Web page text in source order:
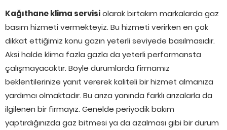
Kağıthane klima servisiolarak birtakım markalarda gaz
basım hizmeti vermekteyiz. Bu hizmeti verirken en çok
dikkat ettiğimiz konu gazın yeterli seviyede basılmasıdır.
Aksi halde klima fazla gazla da yeterli performansta
çalışmayacaktır. Böyle durumlarda firmamız
beklentilerinize yanıt vererek kaliteli bir hizmet almanıza
yardımcı olmaktadır. Bu arıza yanında farklı arızalarla da
ilgilenen bir firmayız. Genelde periyodik bakım
yaptırdığınızda gaz bitmesi ya da azalması gibi bir durum